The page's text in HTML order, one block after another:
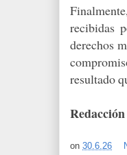
recibidas
derechos
resultado
on 30.6.26